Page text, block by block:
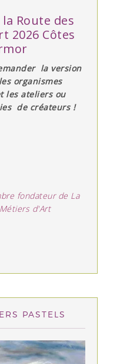
Route des
2026 Côtes
la version
organismes
les ateliers ou
de créateurs !
fondateur de La
d'Art
PASTELS